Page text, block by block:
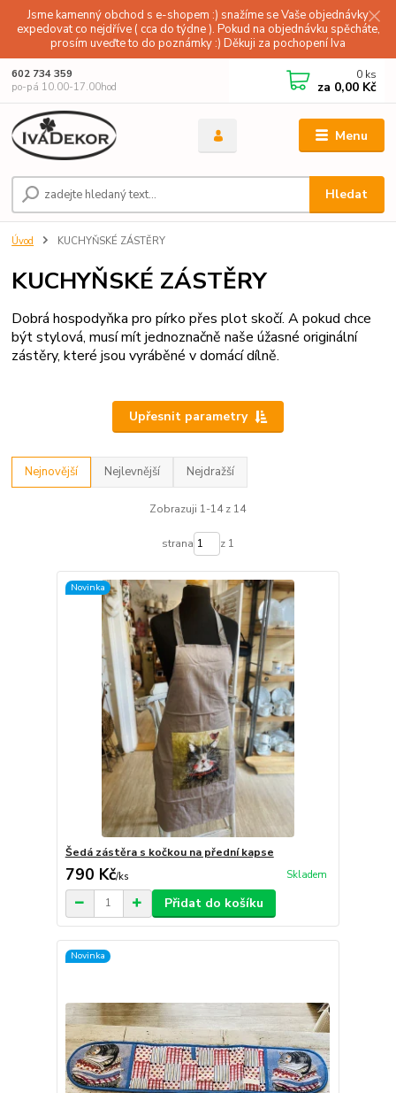
Jsme kamenný obchod s e-shopem :) snažíme se Vaše objednávky
expedovat co nejdříve ( cca do týdne ). Pokud na objednávku spěcháte,
prosím uveďte to do poznámky :) Děkuji za pochopení Iva
Menu
Hledat
602 734 359
po-pá 10.00-17.00hod
0 ks
za 0,00 Kč
Úvod KUCHYŇSKÉ ZÁSTĚRY
KUCHYŇSKÉ ZÁSTĚRY
Dobrá hospodyňka pro pírko přes plot skočí. A pokud chce
být stylová, musí mít jednoznačně naše úžasné originální
zástěry, které jsou vyráběné v domácí dílně.
Upřesnit parametry
Nejnovější Nejlevnější Nejdražší
Zobrazuji 1-14 z 14
strana z 1
Novinka
Šedá zástěra s kočkou na přední kapse
790 Kč/ks Skladem
Přidat do košíku
Novinka